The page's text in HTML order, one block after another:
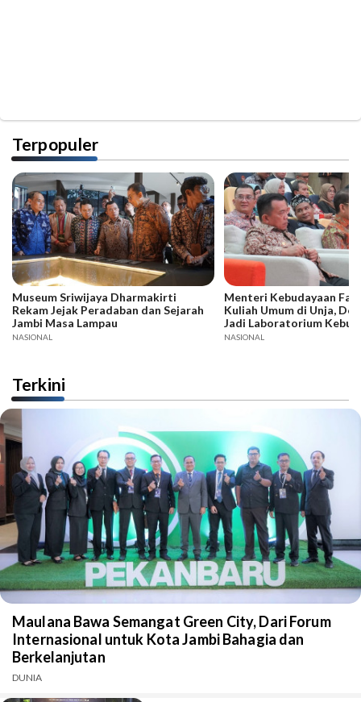
Terpopuler
Museum Sriwijaya Dharmakirti
Rekam Jejak Peradaban dan Sejarah
Jambi Masa Lampau
NASIONAL
Menteri Kebudayaan
Kuliah Umum di Unja,
Jadi Laboratorium
NASIONAL
Terkini
Maulana Bawa Semangat Green City, Dari Forum
Internasional untuk Kota Jambi Bahagia dan
Berkelanjutan
DUNIA